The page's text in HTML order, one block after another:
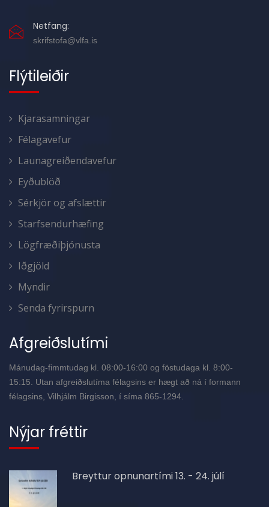
Netfang:
skrifstofa@vlfa.is
Flýtileiðir
Kjarasamningar
Félagavefur
Launagreiðendavefur
Eyðublöð
Sérkjör og afslættir
Starfsendurhæfing
Lögfræðiþjónusta
Iðgjöld
Myndir
Senda fyrirspurn
Afgreiðslutími
Mánudag-fimmtudag kl. 08:00-16:00 og föstudaga kl. 8:00-
15:15. Utan afgreiðslutíma félagsins er hægt að ná í formann
félagsins, Vilhjálm Birgisson, í síma 865-1294.
Nýjar fréttir
Breyttur opnunartími 13. - 24. júlí